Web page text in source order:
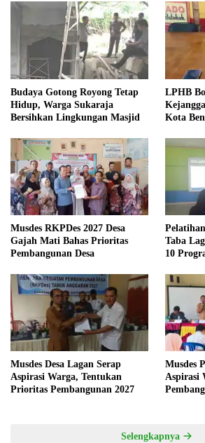
Budaya Gotong Royong Tetap
Hidup, Warga Sukaraja
Bersihkan Lingkungan Masjid
LPHB
Kota
Musdes RKPDes 2027 Desa
Gajah Mati Bahas Prioritas
Pembangunan Desa
Taba
10
Musdes Desa Lagan Serap
Aspirasi Warga, Tentukan
Prioritas Pembangunan 2027
Musdes
Aspirasi
Selengkapnya